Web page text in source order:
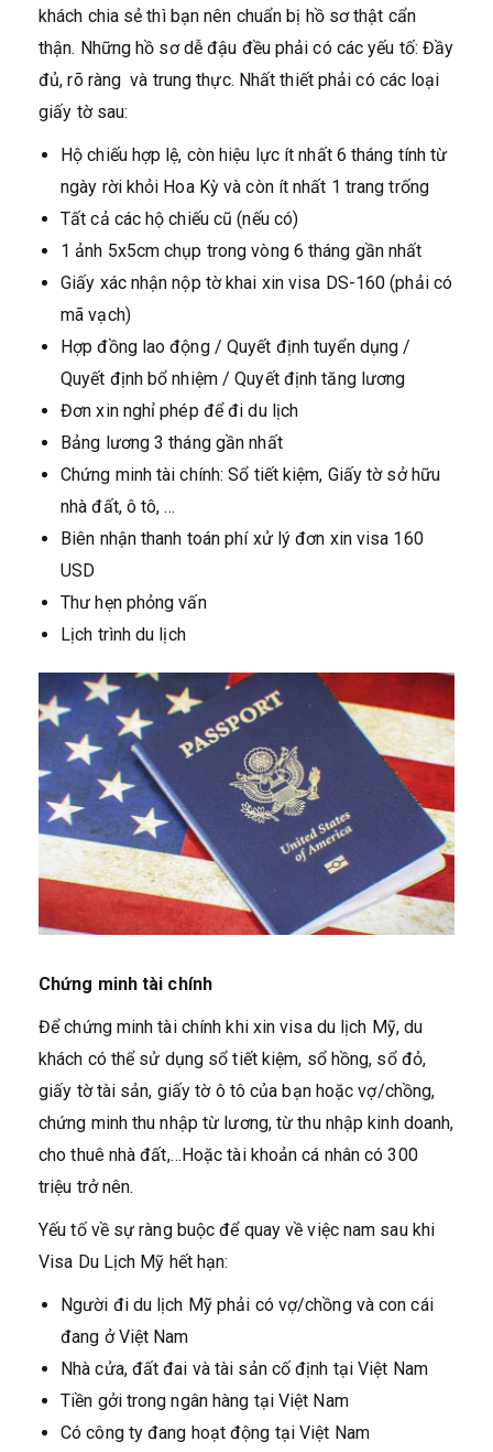
khách chia sẻ thì bạn nên chuẩn bị hồ sơ thật cẩn
thận. Những hồ sơ dễ đậu đều phải có các yếu tố: Đầy
đủ, rõ ràng và trung thực. Nhất thiết phải có các loại
giấy tờ sau:
Hộ chiếu hợp lệ, còn hiệu lực ít nhất 6 tháng tính từ
ngày rời khỏi Hoa Kỳ và còn ít nhất 1 trang trống
Tất cả các hộ chiếu cũ (nếu có)
1 ảnh 5x5cm chụp trong vòng 6 tháng gần nhất
Giấy xác nhận nộp tờ khai xin visa DS-160 (phải có
mã vạch)
Hợp đồng lao động / Quyết định tuyển dụng /
Quyết định bổ nhiệm / Quyết định tăng lương
Đơn xin nghỉ phép để đi du lịch
Bảng lương 3 tháng gần nhất
Chứng minh tài chính: Sổ tiết kiệm, Giấy tờ sở hữu
nhà đất, ô tô, …
Biên nhận thanh toán phí xử lý đơn xin visa 160
USD
Thư hẹn phỏng vấn
Lịch trình du lịch
Chứng minh tài chính
Để chứng minh tài chính khi xin visa du lịch Mỹ, du
khách có thể sử dụng sổ tiết kiệm, sổ hồng, sổ đỏ,
giấy tờ tài sản, giấy tờ ô tô của bạn hoặc vợ/chồng,
chứng minh thu nhập từ lương, từ thu nhập kinh doanh,
cho thuê nhà đất,…Hoặc tài khoản cá nhân có 300
triệu trở nên.
Yếu tố về sự ràng buộc để quay về việc nam sau khi
Visa Du Lịch Mỹ hết hạn:
Người đi du lịch Mỹ phải có vợ/chồng và con cái
đang ở Việt Nam
Nhà cửa, đất đai và tài sản cố định tại Việt Nam
Tiền gởi trong ngân hàng tại Việt Nam
Có công ty đang hoạt động tại Việt Nam